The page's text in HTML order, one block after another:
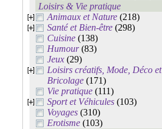
Loisirs & Vie pratique
Animaux et Nature (218)
Santé et Bien-être (298)
Cuisine (138)
Humour(83)
Jeux (29)
Loisirs créatifs, Mode, Déco et
Bricolage (171)
Vie pratique (111)
Sport et Véhicules (103)
Voyages (310)
Erotisme (103)